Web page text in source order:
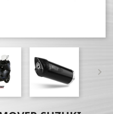
